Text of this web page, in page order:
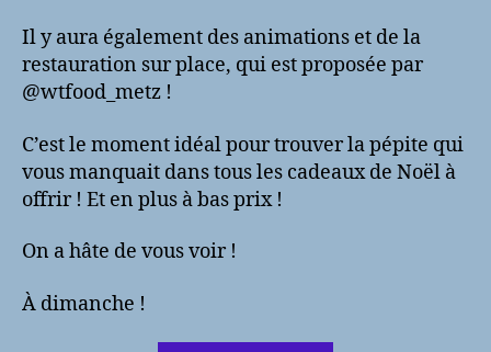
Il y aura également des animations et de la
restauration sur place, qui est proposée par
@wtfood_metz !
C’est le moment idéal pour trouver la pépite qui
vous manquait dans tous les cadeaux de Noël à
offrir ! Et en plus à bas prix !
On a hâte de vous voir !
À dimanche !